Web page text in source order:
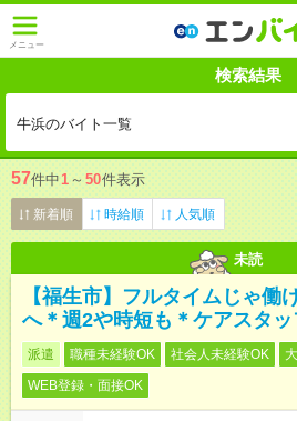
メニュー
検索結果
牛浜のバイト一覧
57件中1 ～ 50件表示
新着順 時給順 人気順
未読
【福生市】フルタイムじゃ働
へ＊週2や時短も＊ケアスタッ
派遣 職種未経験OK 社会人未経験OK
WEB登録・面接OK